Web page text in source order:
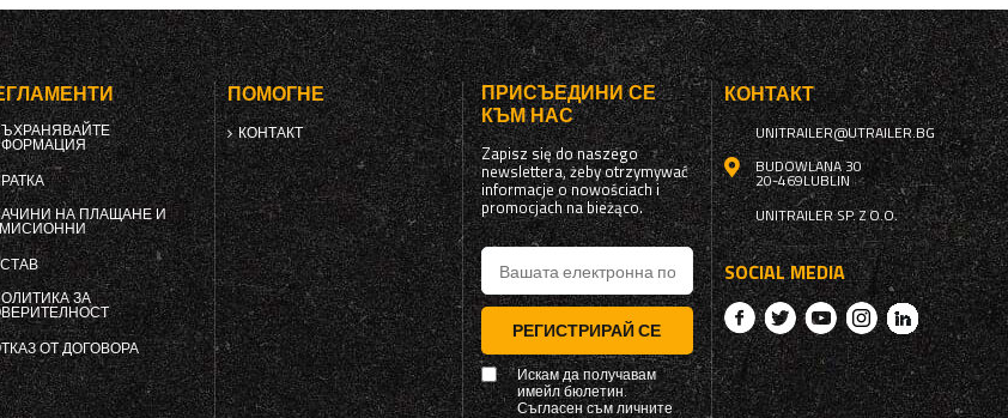
НА ПЛАЩАНЕ И
ЗА
ОТ ДОГОВОРА
ПОМОГНЕ
КОНТАКТ
ПРИСЪЕДИНИ СЕ
КЪМ НАС
Zapisz się do naszego
newslettera, żeby otrzymywać
informacje o nowościach i
promocjach na bieżąco.
РЕГИСТРИРАЙ СЕ
Искам да получавам
имейл бюлетин.
Съгласен съм личните
КОНТАКТ
UNITRAILER@UTRAILER.BG
BUDOWLANA 30
20-469LUBLIN
UNITRAILER SP. Z O.O.
SOCIAL MEDIA